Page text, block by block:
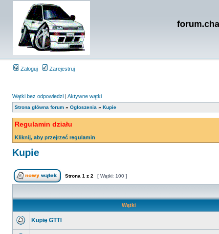
Zaloguj Zarejestruj
Wątki bez odpowiedzi | Aktywne wątki
Strona główna forum » Ogłoszenia » Kupie
Regulamin działu
Kliknij, aby przejrzeć regulamin
Kupie
Strona 1 z 2 [ Wątki: 100 ]
Wątki
Kupię GTTI